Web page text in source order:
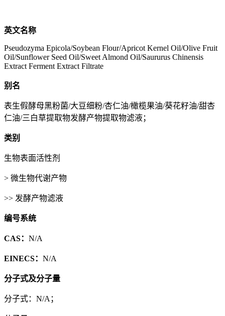
英文名称
Pseudozyma Epicola/Soybean Flour/Apricot Kernel Oil/Olive Fruit
Oil/Sunflower Seed Oil/Sweet Almond Oil/Saururus Chinensis
Extract Ferment Extract Filtrate
别名
表生假酵母黑粉菌/大豆细粉/杏仁油/橄榄果油/葵花籽油/甜杏
仁油/三白草提取物发酵产物提取物滤液；
类别
生物表面活性剂
> 微生物代谢产物
>> 发酵产物滤液
编号系统
CAS： N/A
EINECS： N/A
分子式及分子量
分子式：N/A；